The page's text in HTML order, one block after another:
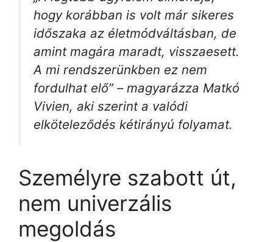
hogy korábban is volt már sikeres
időszaka az életmódváltásban, de
amint magára maradt, visszaesett.
A mi rendszerünkben ez nem
fordulhat elő” – magyarázza Matkó
Vivien, aki szerint a valódi
elköteleződés kétirányú folyamat.
Személyre szabott út,
nem univerzális
megoldás